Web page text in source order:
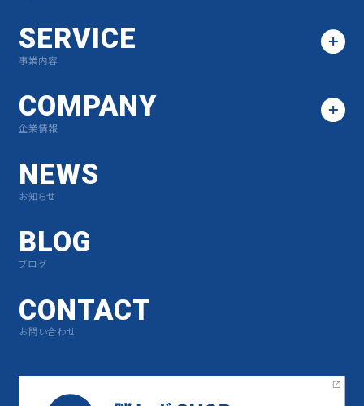
SERVICE
事業内容
COMPANY
企業情報
NEWS
お知らせ
BLOG
ブログ
CONTACT
お問い合わせ